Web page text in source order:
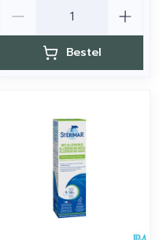
Bestel